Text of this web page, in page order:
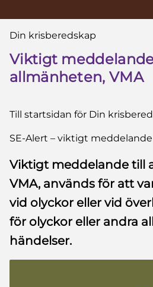
Du är här:
Din krisberedskap
Viktigt
allmänheten, VMA
Till startsidan för Din
SE-Alert – viktigt
Viktigt meddelande till
VMA, används för att
vid olyckor eller vid
för olyckor eller andra
händelser.